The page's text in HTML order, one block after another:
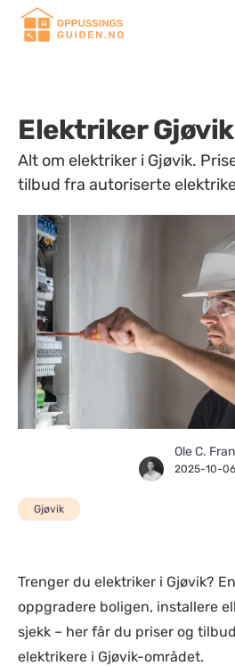
Elektriker Gjøvik
Alt om elektriker i Gjøvik.
tilbud fra autoriserte
Ole C.
2025-10-06
Gjøvik
Trenger du elektriker i Gjøvik?
oppgradere boligen, installere
sjekk – her får du priser og
elektrikere i Gjøvik-området.